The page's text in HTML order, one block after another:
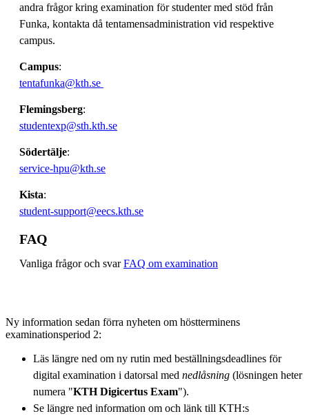
andra frågor kring examination för studenter med stöd från
Funka, kontakta då tentamensadministration vid respektive
campus.
Campus:
tentafunka@kth.se
Flemingsberg:
studentexp@sth.kth.se
Södertälje:
service-hpu@kth.se
Kista:
student-support@eecs.kth.se
FAQ
Vanliga frågor och svarFAQ om examination
Ny information sedan förra nyheten om höstterminens
examinationsperiod 2:
Läs längre ned om ny rutin med beställningsdeadlines för
digital examination i datorsal med nedlåsning (lösningen heter
numera "KTH Digicertus Exam").
Se längre ned information om och länk till KTH:s